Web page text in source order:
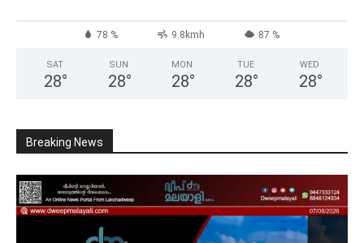
78 % 9.8kmh 87 %
SAT
28°
SUN
28°
MON
28°
TUE
28°
WED
28°
Breaking News